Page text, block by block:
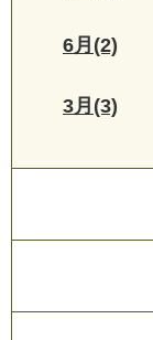
6月(2)
3月(3)